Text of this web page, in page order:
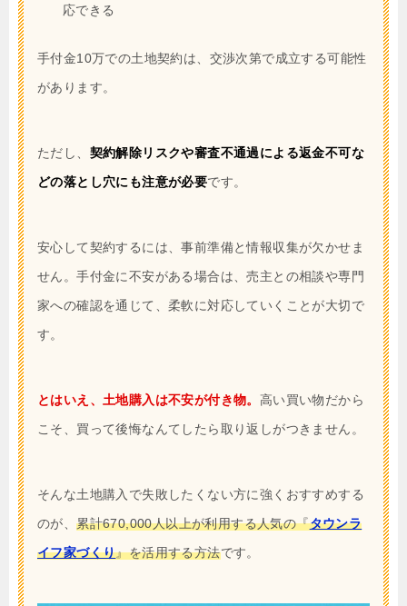
応できる
手付金10万での土地契約は、交渉次第で成立する可能性
があります。
ただし、 契約解除リスクや審査不通過による返金不可な
どの落とし穴にも注意が必要です。
安心して契約するには、事前準備と情報収集が欠かせま
せん。手付金に不安がある場合は、売主との相談や専門
家への確認を通じて、柔軟に対応していくことが大切で
す。
とはいえ、土地購入は不安が付き物。 高い買い物だから
こそ、買って後悔なんてしたら取り返しがつきません。
そんな土地購入で失敗したくない方に強くおすすめする
のが、累計670,000人以上が利用する人気の『タウンラ
イフ家づくり』を活用する方法です。